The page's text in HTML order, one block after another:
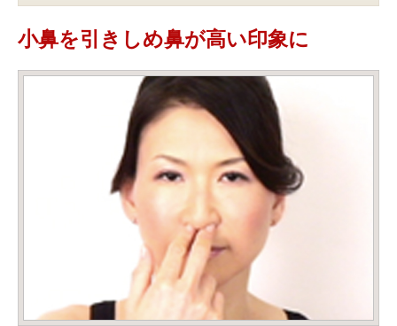
小鼻を引きしめ鼻が高い印象に